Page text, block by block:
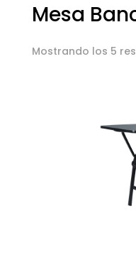
Mesa
Mostrando los 5